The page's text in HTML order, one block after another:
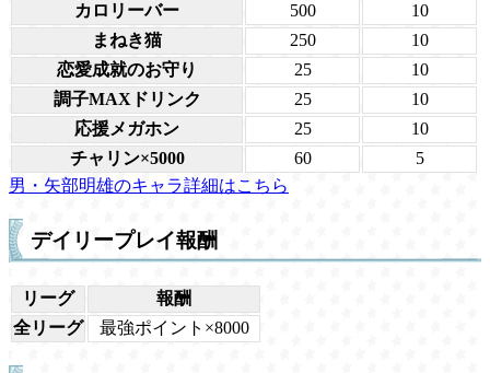
カロリーバー
500
10
まねき猫
250
10
恋愛成就のお守り
25
10
調子MAXドリンク
25
10
応援メガホン
25
10
チャリン×5000
60
5
男・矢部明雄のキャラ詳細はこちら
デイリープレイ報酬
リーグ
報酬
全リーグ
最強ポイント×8000